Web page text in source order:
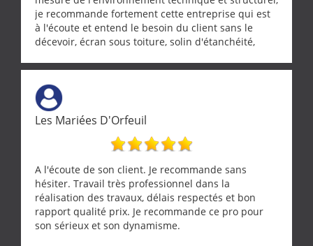
je recommande fortement cette entreprise qui est
à l'écoute et entend le besoin du client sans le
décevoir, écran sous toiture, solin d'étanchéité,
récupérateur d'eau, tout a été parfaitement mis en
œuvre sans besoin d'y revenir. confiance assurée.
Les Mariées D'Orfeuil
A l'écoute de son client. Je recommande sans
hésiter. Travail très professionnel dans la
réalisation des travaux, délais respectés et bon
rapport qualité prix. Je recommande ce pro pour
son sérieux et son dynamisme.